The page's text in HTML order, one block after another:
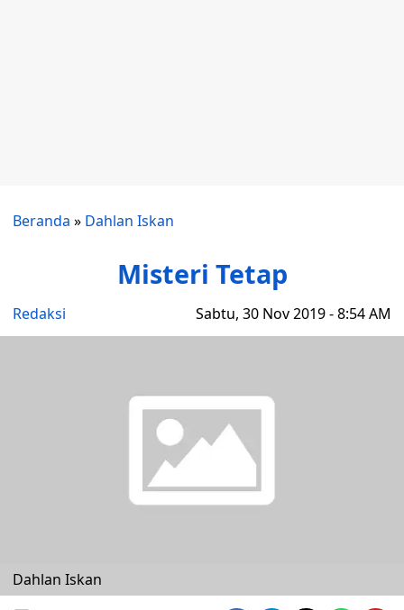
Beranda » Dahlan Iskan
Misteri Tetap
Redaksi Sabtu, 30 Nov 2019 - 8:54 AM
Dahlan Iskan